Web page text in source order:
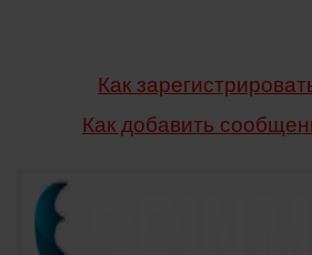
Как
Как добавить